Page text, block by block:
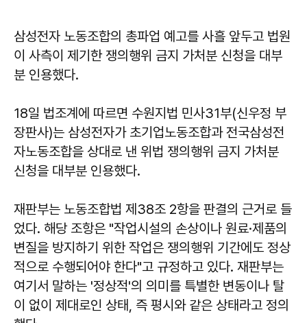
삼성전자 노동조합의 총파업 예고를 사흘 앞두고 법원
이 사측이 제기한 쟁의행위 금지 가처분 신청을 대부
분 인용했다.
18일 법조계에 따르면 수원지법 민사31부(신우정 부
장판사)는 삼성전자가 초기업노동조합과 전국삼성전
자노동조합을 상대로 낸 위법 쟁의행위 금지 가처분
신청을 대부분 인용했다.
재판부는 노동조합법 제38조 2항을 판결의 근거로 들
었다. 해당 조항은 "작업시설의 손상이나 원료·제품의
변질을 방지하기 위한 작업은 쟁의행위 기간에도 정상
적으로 수행되어야 한다"고 규정하고 있다. 재판부는
여기서 말하는 '정상적'의 의미를 특별한 변동이나 탈
이 없이 제대로인 상태, 즉 평시와 같은 상태라고 정의